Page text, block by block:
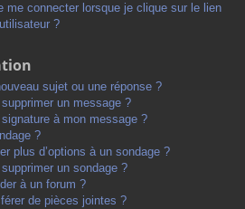
me connecter lorsque je clique sur le lien
?
sujet ou une réponse ?
un message ?
à mon message ?
?
plus d’options à un sondage ?
un sondage ?
à un forum ?
de pièces jointes ?